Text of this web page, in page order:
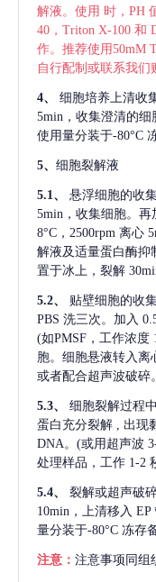
解液。使用 时，PH
40，Triton X-100 和
作。推荐使用50mM
自行配制或联系我们
4、 细胞培养上清收
5min，收集澄清的
使用量分装于-80°C
5、 细胞裂解液
5.1、 悬浮细胞的收
5min，收集细胞。再
8°C，2500rpm 离心
解液及适量蛋白酶抑
置于冰上，裂解
5.2、
贴壁细胞的收
PBS 洗三次。加入
(如PMSF，工作浓度
胞。细胞悬液转入离
或者配合超声波破碎。
5.3、
细胞裂解过程
蛋白充分裂解 , 出现
DNA。(或用超声波
处理样品，工作 1-2
5.4、 裂解或超声破
10min，上清移入
量分装于-80°C 冻存
注意： 注意事项同组